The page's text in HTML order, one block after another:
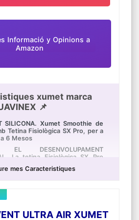
Informació y Opinions a
Amazon
xumet marca
📌
SILICONA. Xumet Smoothie de
Tetina Fisiològica SX Pro, per a
6 Mesos
EL DESENVOLUPAMENT
La tetina Fisiològica SX Pro
al bebè la mateixa sensació que
es col·loqui el xumet i
mes Caracteristiques
ULTRA AIR XUMET